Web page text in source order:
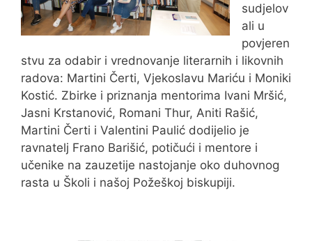
sudjelov
ali u
povjeren
stvu za odabir i vrednovanje literarnih i likovnih
radova: Martini Čerti, Vjekoslavu Mariću i Moniki
Kostić. Zbirke i priznanja mentorima Ivani Mršić,
Jasni Krstanović, Romani Thur, Aniti Rašić,
Martini Čerti i Valentini Paulić dodijelio je
ravnatelj Frano Barišić, potičući i mentore i
učenike na zauzetije nastojanje oko duhovnog
rasta u Školi i našoj Požeškoj biskupiji.